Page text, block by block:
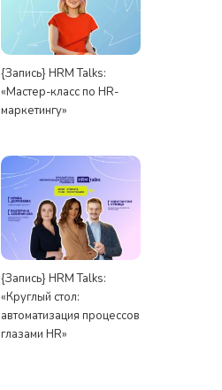
{Запись} HRM Talks:
«Мастер-класс по HR-
маркетингу»
{Запись} HRM Talks:
«Круглый стол:
автоматизация процессов
глазами HR»